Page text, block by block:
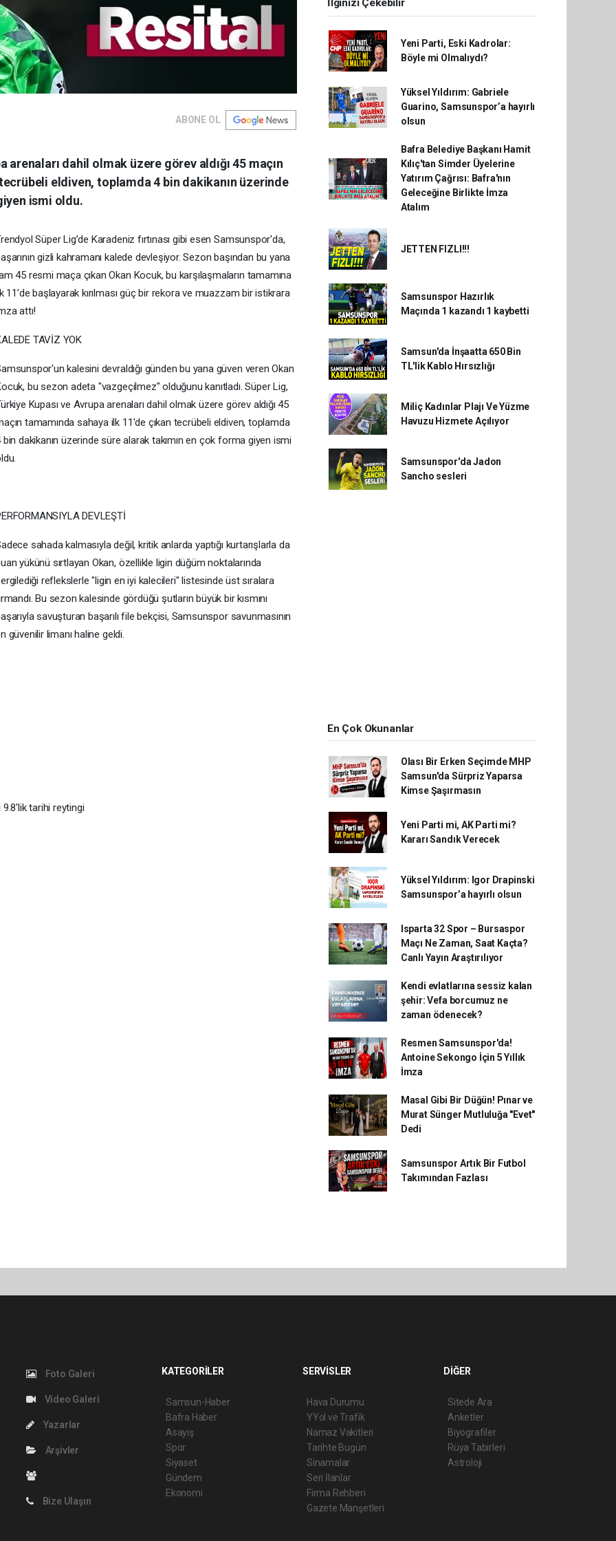
ABONE OL
arenaları dahil olmak üzere görev aldığı 45 maçın
eldiven, toplamda 4 bin dakikanın üzerinde
ismi oldu.
Süper Lig’de Karadeniz fırtınası gibi esen Samsunspor'da,
gizli kahramanı kalede devleşiyor. Sezon başından bu yana
45 resmi maça çıkan Okan Kocuk, bu karşılaşmaların tamamına
11’de başlayarak kırılması güç bir rekora ve muazzam bir istikrara
attı!
TAVİZ YOK
kalesini devraldığı günden bu yana güven veren Okan
bu sezon adeta "vazgeçilmez" olduğunu kanıtladı. Süper Lig,
Kupası ve Avrupa arenaları dahil olmak üzere görev aldığı 45
tamamında sahaya ilk 11'de çıkan tecrübeli eldiven, toplamda
bin dakikanın üzerinde süre alarak takımın en çok forma giyen ismi
DEVLEŞTİ
sahada kalmasıyla değil, kritik anlarda yaptığı kurtarışlarla da
yükünü sırtlayan Okan, özellikle ligin düğüm noktalarında
reflekslerle "ligin en iyi kalecileri" listesinde üst sıralara
Bu sezon kalesinde gördüğü şutların büyük bir kısmını
savuşturan başarılı file bekçisi, Samsunspor savunmasının
güvenilir limanı haline geldi.
9.8'lik tarihi reytingi
İlginizi Çekebilir
Yeni Parti, Eski Kadrolar:
Böyle mi Olmalıydı?
Yüksel Yıldırım: Gabriele
Guarino, Samsunspor’a hayırlı
olsun
Bafra Belediye Başkanı Hamit
Kılıç'tan Simder Üyelerine
Yatırım Çağrısı: Bafra'nın
Geleceğine Birlikte İmza
Atalım
JETTEN FIZLI!!!
Samsunspor Hazırlık
Maçında 1 kazandı 1 kaybetti
Samsun'da İnşaatta 650 Bin
TL'lik Kablo Hırsızlığı
Miliç Kadınlar Plajı Ve Yüzme
Havuzu Hizmete Açılıyor
Samsunspor'da Jadon
Sancho sesleri
En Çok Okunanlar
Olası Bir Erken Seçimde MHP
Samsun'da Sürpriz Yaparsa
Kimse Şaşırmasın
Yeni Parti mi, AK Parti mi?
Kararı Sandık Verecek
Yüksel Yıldırım: Igor Drapinski
Samsunspor’a hayırlı olsun
Isparta 32 Spor – Bursaspor
Maçı Ne Zaman, Saat Kaçta?
Canlı Yayın Araştırılıyor
Kendi evlatlarına sessiz kalan
şehir: Vefa borcumuz ne
zaman ödenecek?
Resmen Samsunspor'da!
Antoine Sekongo İçin 5 Yıllık
İmza
Masal Gibi Bir Düğün! Pınar ve
Murat Sünger Mutluluğa "Evet"
Dedi
Samsunspor Artık Bir Futbol
Takımından Fazlası
Foto Galeri
Video Galeri
Yazarlar
Arşivler
Bize Ulaşın
KATEGORİLER
Samsun-Haber
Bafra Haber
Asayiş
Spor
Siyaset
Gündem
Ekonomi
SERVİSLER
Hava Durumu
YYol ve Trafik
Namaz Vakitleri
Tarihte Bugün
Sinamalar
Seri İlanlar
Firma Rehberi
Gazete Manşetleri
DİĞER
Sitede Ara
Anketler
Biyografiler
Rüya Tabirleri
Astroloji